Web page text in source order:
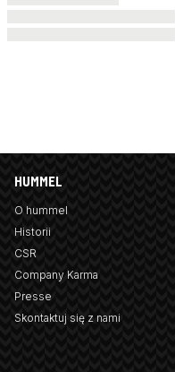
HUMMEL
O hummel
Historii
CSR
Company Karma
Presse
Skontaktuj się z nami